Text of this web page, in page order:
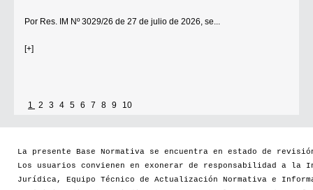
Por Res. IM Nº 3029/26 de 27 de julio de 2026, se...
[+]
1 2 3 4 5 6 7 8 9 10
La presente Base Normativa se encuentra en estado de
Los usuarios convienen en exonerar de responsabilidad a la
Jurídica, Equipo Técnico de Actualización Normativa e